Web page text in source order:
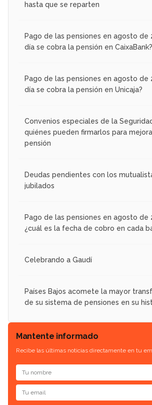
hasta que se reparten
Pago de las pensiones en agosto de
día se cobra la pensión en CaixaBank?
Pago de las pensiones en agosto de
día se cobra la pensión en Unicaja?
Convenios especiales de la
quiénes pueden firmarlos para
pensión
Deudas pendientes con los
jubilados
Pago de las pensiones en agosto de
¿cuál es la fecha de cobro en cada
Celebrando a Gaudí
Países Bajos acomete la mayor
de su sistema de pensiones en su
Mantente informado
Recibe las últimas noticias directamente en tu